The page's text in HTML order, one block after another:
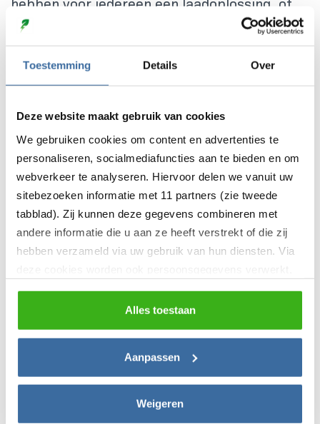
Toestemming Details Over
Deze website maakt gebruik van cookies
We gebruiken cookies om content en advertenties te
personaliseren, socialmediafuncties aan te bieden en om
webverkeer te analyseren. Hiervoor delen we vanuit uw
sitebezoeken informatie met 11 partners (zie tweede
tabblad). Zij kunnen deze gegevens combineren met
andere informatie die u aan ze heeft verstrekt of die zij
hebben verzameld via uw gebruik van hun diensten. Via
locatiegegevens, voorkeuren en surfgedrag. U kunt
deze gegevens en dit later aanpassen via het icoon
privacybeleid.
Alles toestaan
Aanpassen
Weigeren
hebben voor iedereen een laadoplossing, of
het nu particulier, zakelijk of allebei is.
Laadstations zijn niet gratis, maar gaan wel
lang mee en dus is het een
langetermijninvestering. U wilt niet binnen de
kortste keren een nieuwe moeten kopen, dus
overweeg hoe uw toekomst eruit komt te
zien wat betreft de elektrische auto (of
meerdere auto’s? Dan is een laadstation met
twee sockets (aansluitingen) wel zo handig.
Of gaat u de auto vervangen voor eentje met
een hogere laadsnelheid? Ook daar moet u
dan opletten.